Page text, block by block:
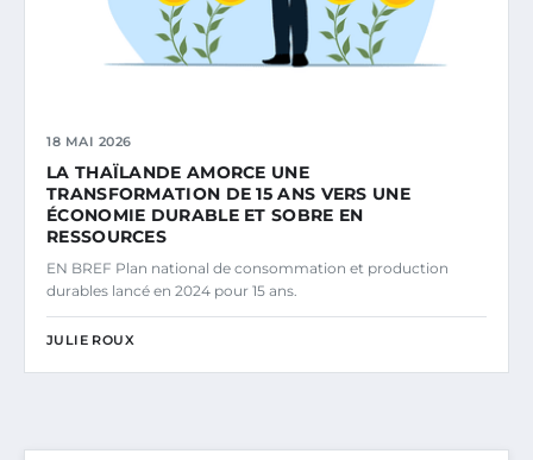
18 MAI 2026
LA THAÏLANDE AMORCE UNE
TRANSFORMATION DE 15 ANS VERS UNE
ÉCONOMIE DURABLE ET SOBRE EN
RESSOURCES
EN BREF Plan national de consommation et production
durables lancé en 2024 pour 15 ans.
JULIE ROUX